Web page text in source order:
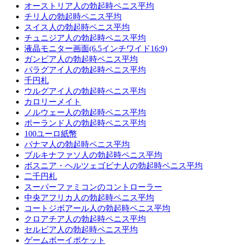
オーストリア人の勃起時ペニス平均
チリ人の勃起時ペニス平均
スイス人の勃起時ペニス平均
チュニジア人の勃起時ペニス平均
液晶モニター画面(6.5インチワイド16:9)
ガンビア人の勃起時ペニス平均
パラグアイ人の勃起時ペニス平均
千円札
ウルグアイ人の勃起時ペニス平均
カロリーメイト
ノルウェー人の勃起時ペニス平均
ポーランド人の勃起時ペニス平均
100ユーロ紙幣
パナマ人の勃起時ペニス平均
ブルキナファソ人の勃起時ペニス平均
ボスニア・ヘルツェゴビナ人の勃起時ペニス平均
二千円札
スーパーファミコンのコントローラー
中央アフリカ人の勃起時ペニス平均
コー​​トジボアール人の勃起時ペニス平均
クロアチア人の勃起時ペニス平均
セルビア人の勃起時ペニス平均
ゲームボーイポケット